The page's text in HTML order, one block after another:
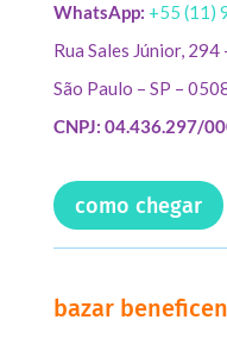
WhatsApp: +55 (11)
Rua Sales Júnior, 294
São Paulo – SP –
CNPJ: 04.436.297/
como chegar
bazar